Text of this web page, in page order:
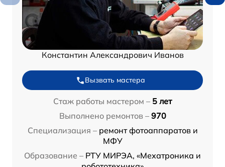
Константин Александрович Иванов
Вызвать мастера
Стаж работы мастером – 5 лет
Выполнено ремонтов – 970
Специализация – ремонт фотоаппаратов и
МФУ
Образование – РТУ МИРЭА, «Мехатроника и